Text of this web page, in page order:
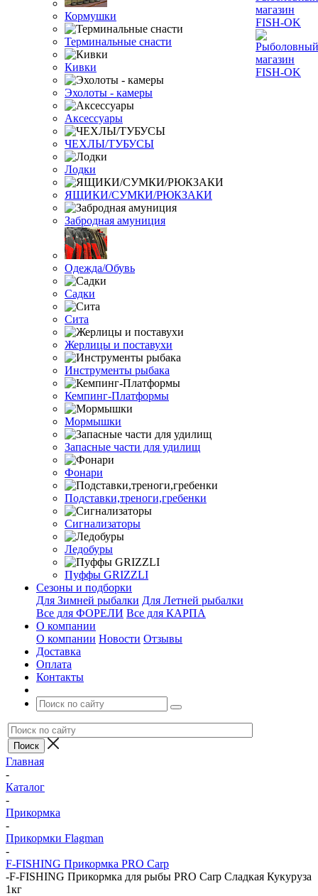
Кормушки
Терминальные снасти
Кивки
Эхолоты - камеры
Аксессуары
ЧЕХЛЫ/ТУБУСЫ
Лодки
ЯЩИКИ/СУМКИ/РЮКЗАКИ
Забродная амуниция
Одежда/Обувь
Садки
Сита
Жерлицы и поставухи
Инструменты рыбака
Кемпинг-Платформы
Мормышки
Запасные части для удилищ
Фонари
Подставки,треноги,гребенки
Сигнализаторы
Ледобуры
Пуффы GRIZZLI
Сезоны и подборки
Для Зимней рыбалки Для Летней рыбалки
Все для ФОРЕЛИ Все для КАРПА
О компании
О компании Новости Отзывы
Доставка
Оплата
Контакты
Главная
-
Каталог
-
Прикормка
-
Прикормки Flagman
-
F-FISHING Прикормка PRO Carp
-F-FISHING Прикормка для рыбы PRO Carp Сладкая Кукуруза
1кг